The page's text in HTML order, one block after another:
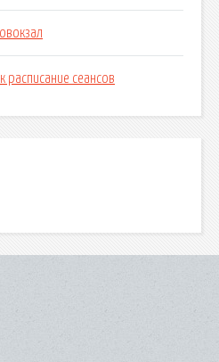
расписание сеансов